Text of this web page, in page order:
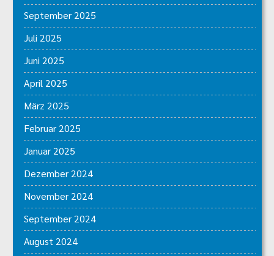
September 2025
Juli 2025
Juni 2025
April 2025
März 2025
Februar 2025
Januar 2025
Dezember 2024
November 2024
September 2024
August 2024